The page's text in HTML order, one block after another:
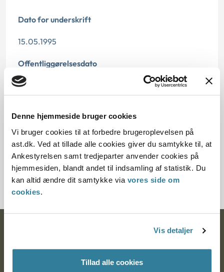
Denne hjemmeside bruger cookies
Vi bruger cookies til at forbedre brugeroplevelsen på
ast.dk. Ved at tillade alle cookies giver du samtykke til, at
Ankestyrelsen samt tredjeparter anvender cookies på
hjemmesiden, blandt andet til indsamling af statistik. Du
kan altid ændre dit samtykke via vores side om
cookies.
Vis detaljer
Tillad alle cookies
Dato for underskrift
15.05.1995
Offentliggørelsesdato
12.07.2013
§ 59
Journalnummer
21359-93
Postadresse: